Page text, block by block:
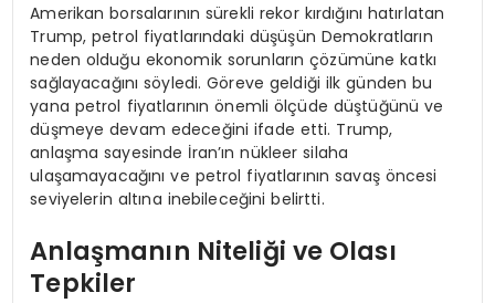
Amerikan borsalarının sürekli rekor kırdığını hatırlatan
Trump, petrol fiyatlarındaki düşüşün Demokratların
neden olduğu ekonomik sorunların çözümüne katkı
sağlayacağını söyledi. Göreve geldiği ilk günden bu
yana petrol fiyatlarının önemli ölçüde düştüğünü ve
düşmeye devam edeceğini ifade etti. Trump,
anlaşma sayesinde İran’ın nükleer silaha
ulaşamayacağını ve petrol fiyatlarının savaş öncesi
seviyelerin altına inebileceğini belirtti.
Anlaşmanın Niteliği ve Olası
Tepkiler